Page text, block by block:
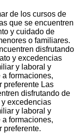
de los cursos de
que se encuentren
y cuidado de
o familiares.
disfrutando
y excedencias
y laboral y
formaciones,
preferente Las
disfrutando de
excedencias
y laboral y
formaciones,
preferente.